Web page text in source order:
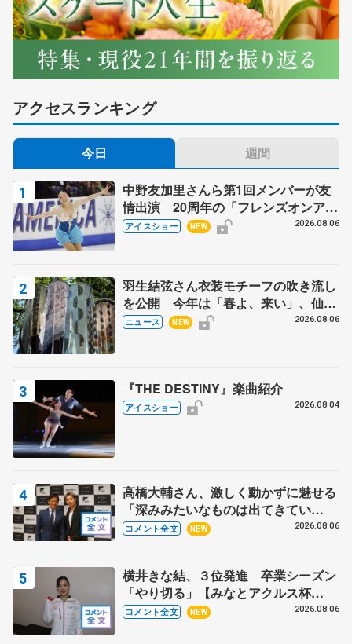
アクセスランキング
今日 週間
中野友加里さんら第1回メンバーが友
情出演 20周年の「フレンズオンアイ
ス」 宮本賢二さん、有川梨絵さん、
アイスショー NEW 2026.08.06
羽生結弦さん衣装モチーフの吹き流し
を公開 今年は「春よ、来い」、仙台
の瑞鳳殿
ニュース NEW 2026.08.06
『THE DESTINY』楽曲紹介
アイスショー 2026.08.04
高橋大輔さん、激しく動かずに魅せる
「深みみたいなものは出てきてい
る？」 〝兄さん〟と慕うレジェンド
コメント全文 NEW 2026.08.06
横井きな結、３位発進 卒業シーズン
「やり切る」【みなとアクルス杯
SP】
コメント全文 NEW 2026.08.06